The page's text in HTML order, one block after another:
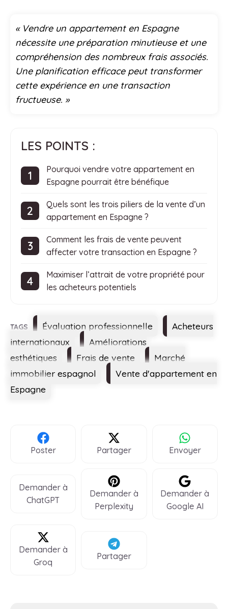
« Vendre un appartement en Espagne
nécessite une préparation minutieuse et une
compréhension des nombreux frais associés.
Une planification efficace peut transformer
cette expérience en une transaction
fructueuse. »
LES POINTS :
Pourquoi vendre votre appartement en
Espagne pourrait être bénéfique
Quels sont les trois piliers de la vente d’un
appartement en Espagne ?
Comment les frais de vente peuvent
affecter votre transaction en Espagne ?
Maximiser l’attrait de votre propriété pour
les acheteurs potentiels
Étiquettes
Évaluation professionnelle
Acheteurs
internationaux
Améliorations
esthétiques
Frais de vente
Marché
immobilier espagnol
Vente d'appartement en
Espagne
Poster Partager Envoyer
Demander à
ChatGPT
Demander à
Perplexity
Demander à
Google AI
Demander à
Groq
Partager